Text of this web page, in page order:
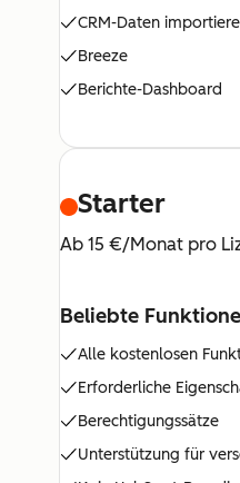
CRM-Daten
Breeze
Berichte-Dashboard
Starter
Ab 15 €/Monat pro
Beliebte
Alle kostenlosen
Erforderliche
Berechtigungssätze
Unterstützung für